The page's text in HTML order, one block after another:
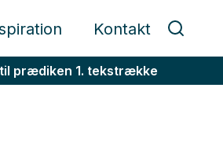
Kontakt
prædiken 1. tekstrække